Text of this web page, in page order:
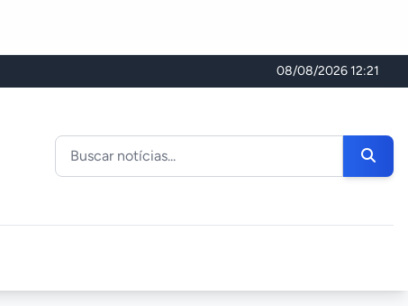
08/08/2026 12:21
Buscar noticias